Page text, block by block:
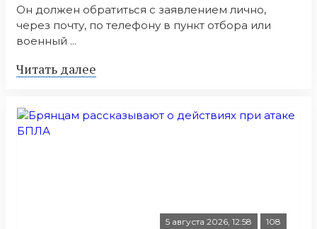
Он должен обратиться с заявлением лично,
через почту, по телефону в пункт отбора или
военный ...
Читать далее
5 августа 2026, 12:58 108